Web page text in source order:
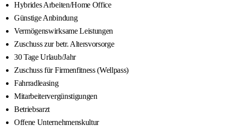
Hybrides Arbeiten/Home Office
Günstige Anbindung
Vermögenswirksame Leistungen
Zuschuss zur betr. Altersvorsorge
30 Tage Urlaub/Jahr
Zuschuss für Firmenfitness (Wellpass)
Fahrradleasing
Mitarbeitervergünstigungen
Betriebsarzt
Offene Unternehmenskultur